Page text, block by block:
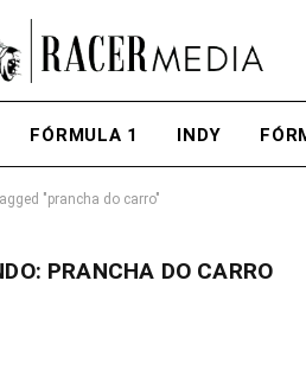
FÓRMULA 1 INDY
"prancha do carro"
PRANCHA DO CARRO